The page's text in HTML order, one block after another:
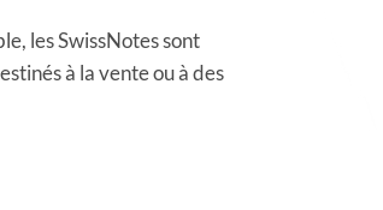
les SwissNotes sont
à la vente ou à des